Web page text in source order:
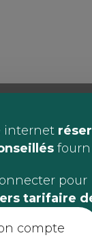
internet
pour
tarifaire
compte